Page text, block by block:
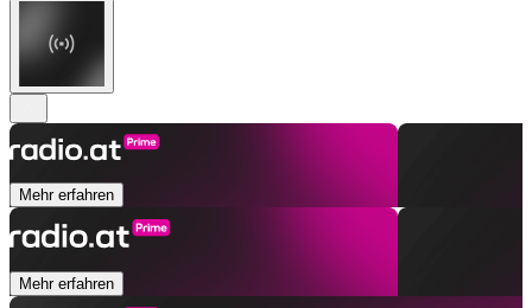
Mehr erfahren
Mehr erfahren